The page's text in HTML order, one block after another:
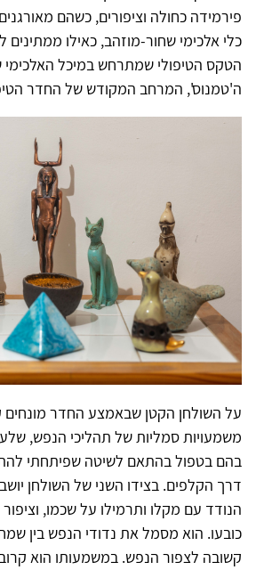
פירמידה כחולה וציפורים, כשהם
כלי אלכימי שחור-מוזהב, כאילו ממתינים
הטקס הטיפולי שמתרחש במיכל
ה'טמנוס', המרחב המקודש של החדר
על השולחן הקטן שבאמצע החדר מונחים
משמעויות סמליות של תהליכי הנפש,
בהם בטפול בהתאם לשיטה שפיתחתי
דרך הקלפים. בצידו השני של השולחן
הנודד עם מקלו ותרמילו על שכמו,
כובעו. הוא מסמל את נדודי הנפש בין
קשובה לצפור הנפש. במשמעותו הוא